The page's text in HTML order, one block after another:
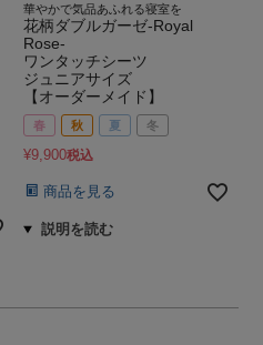
華やかで気品あふれる寝室を
花柄ダブルガーゼ-Royal
Rose-
ワンタッチシーツ
ジュニアサイズ
【オーダーメイド】
春 秋 夏 冬
¥9,900税込
商品を見る